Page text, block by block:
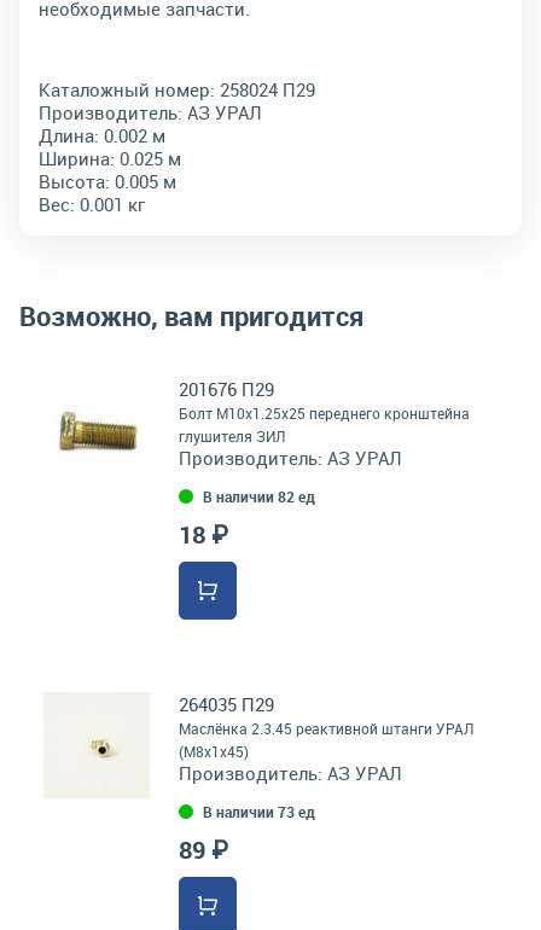
необходимые запчасти.
Каталожный номер: 258024 П29
Производитель: АЗ УРАЛ
Длина: 0.002 м
Ширина: 0.025 м
Высота: 0.005 м
Вес: 0.001 кг
Возможно, вам пригодится
201676 П29
Болт М10х1.25х25 переднего кронштейна
глушителя ЗИЛ
Производитель: АЗ УРАЛ
В наличии 82 ед
18 ₽
264035 П29
Маслёнка 2.3.45 реактивной штанги УРАЛ
(М8х1х45)
Производитель: АЗ УРАЛ
В наличии 73 ед
89 ₽